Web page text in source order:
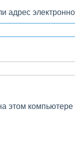
адрес
этом компьютере